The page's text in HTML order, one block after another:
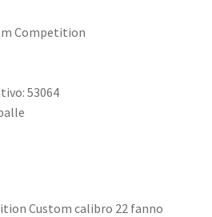
Competition
53064
Custom calibro 22 fanno